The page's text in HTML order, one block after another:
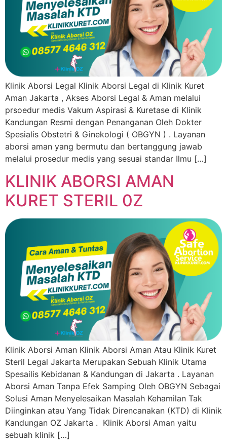
Klinik Aborsi Legal Klinik Aborsi Legal di Klinik Kuret
Aman Jakarta , Akses Aborsi Legal & Aman melalui
prsoedur medis Vakum Aspirasi & Kuretase di Klinik
Kandungan Resmi dengan Penanganan Oleh Dokter
Spesialis Obstetri & Ginekologi ( OBGYN ) . Layanan
aborsi aman yang bermutu dan bertanggung jawab
melalui prosedur medis yang sesuai standar Ilmu […]
KLINIK ABORSI AMAN
KURET STERIL 0Z
Klinik Aborsi Aman Klinik Aborsi Aman Atau Klinik Kuret
Steril Legal Jakarta Merupakan Sebuah Klinik Utama
Spesailis Kebidanan & Kandungan di Jakarta . Layanan
Aborsi Aman Tanpa Efek Samping Oleh OBGYN Sebagai
Solusi Aman Menyelesaikan Masalah Kehamilan Tak
Diinginkan atau Yang Tidak Direncanakan (KTD) di Klinik
Kandungan OZ Jakarta . Klinik Aborsi Aman yaitu
sebuah klinik […]